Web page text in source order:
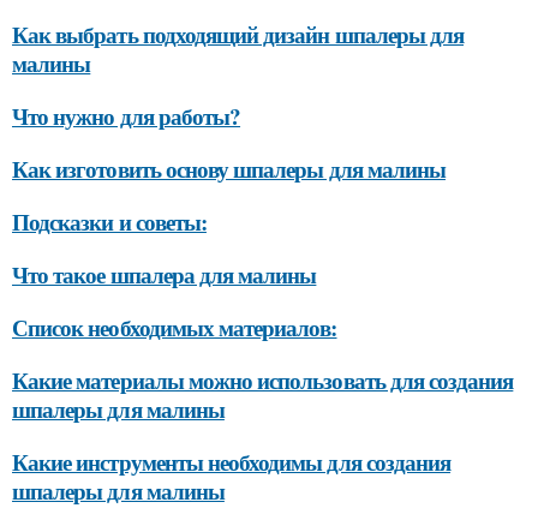
Как выбрать подходящий дизайн шпалеры для
малины
Что нужно для работы?
Как изготовить основу шпалеры для малины
Подсказки и советы:
Что такое шпалера для малины
Список необходимых материалов:
Какие материалы можно использовать для создания
шпалеры для малины
Какие инструменты необходимы для создания
шпалеры для малины